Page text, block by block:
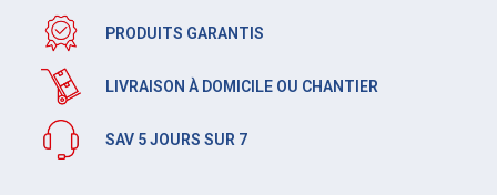
PRODUITS GARANTIS
LIVRAISON À DOMICILE OU CHANTIER
SAV 5 JOURS SUR 7